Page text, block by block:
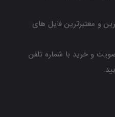
و معتبرترین فایل های
و خرید با شماره تلفن